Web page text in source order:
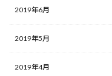
2019年6月
2019年5月
2019年4月